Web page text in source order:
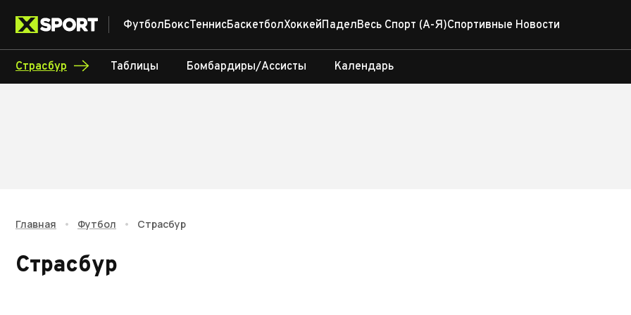
ФутболБоксТеннисБаскетболХоккейПаделВесь Спорт (А-Я)Спортивные Новости
Страсбур Таблицы Бомбардиры/Ассисты Календарь
Главная • Футбол • Страсбур
Страсбур